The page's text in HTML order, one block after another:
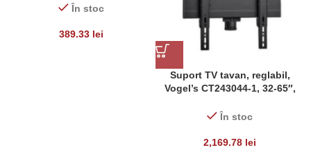
43″-80″, max. 35 Kg, Negru
În stoc
389.33 lei
Suport TV tavan, reglabil,
Vogel’s CT243044-1, 32-65″,
În stoc
2,169.78 lei